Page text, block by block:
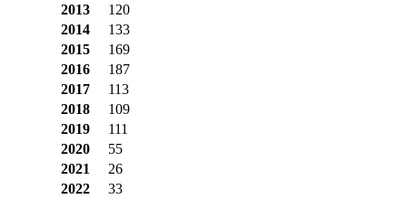
2013
120
2014
133
2015
169
2016
187
2017
113
2018
109
2019
111
2020
55
2021
26
2022
33